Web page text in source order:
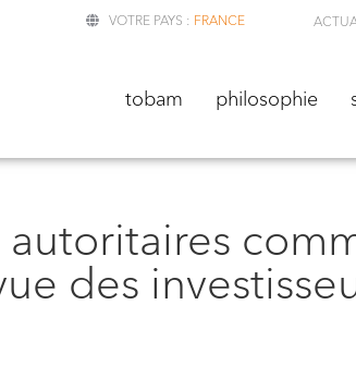
VOTRE PAYS : FRANCE
tobam philosophie
autoritaires
des